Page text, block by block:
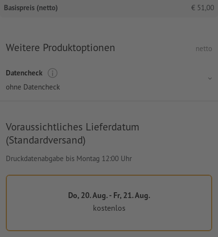
Basispreis (netto) € 51,00
Weitere Produktoptionen netto
Datencheck
ohne Datencheck
Voraussichtliches Lieferdatum
(Standardversand)
Druckdatenabgabe bis Montag 12:00 Uhr
Do, 20. Aug. - Fr, 21. Aug.
kostenlos